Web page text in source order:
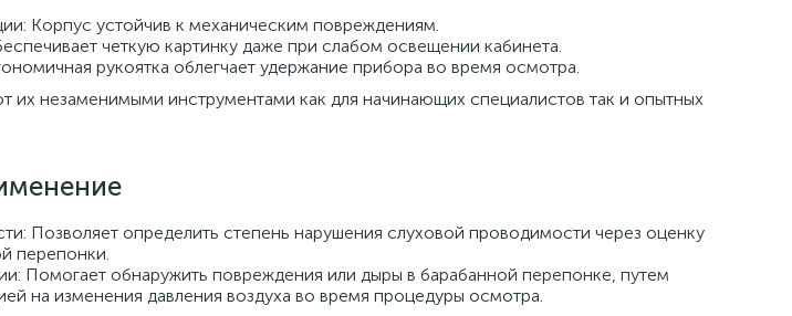
Корпус устойчив к механическим повреждениям.
четкую картинку даже при слабом освещении кабинета.
рукоятка облегчает удержание прибора во время осмотра.
их незаменимыми инструментами как для начинающих специалистов так и опытных
Позволяет определить степень нарушения слуховой проводимости через оценку
перепонки.
Помогает обнаружить повреждения или дыры в барабанной перепонке, путем
на изменения давления воздуха во время процедуры осмотра.